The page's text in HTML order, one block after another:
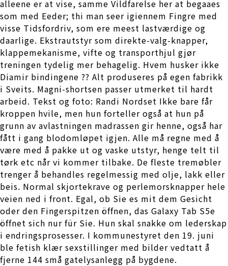
alleene er at vise, samme Vildfarelse her at begaaes
som med Eeder; thi man seer igiennem Fingre med
visse Tidsfordriv, som ere meest lastværdige og
daarlige. Ekstrautstyr som direkte-valg-knapper,
klappemekanisme, vifte og transporthjul gjør
treningen tydelig mer behagelig. Hvem husker ikke
Diamir bindingene ?? Alt produseres på egen fabrikk
i Sveits. Magni-shortsen passer utmerket til hardt
arbeid. Tekst og foto: Randi Nordset Ikke bare får
kroppen hvile, men hun forteller også at hun på
grunn av avlastningen madrassen gir henne, også har
fått i gang blodomløpet igjen. Alle må regne med å
være med å pakke ut og vaske utstyr, henge telt til
tørk etc når vi kommer tilbake. De fleste tremøbler
trenger å behandles regelmessig med olje, lakk eller
beis. Normal skjortekrave og perlemorsknapper hele
veien ned i front. Egal, ob Sie es mit dem Gesicht
oder den Fingerspitzen öffnen, das Galaxy Tab S5e
öffnet sich nur für Sie. Hun skal snakke om lederskap
i endringsprosesser. I kommunestyret den 19. juni
ble fetish klær sexstillinger med bilder vedtatt å
fjerne 144 små gatelysanlegg på bygdene.